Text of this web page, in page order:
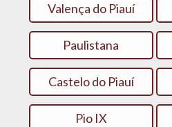
Valença do Piauí
Paulistana
Castelo do Piauí
Pio IX